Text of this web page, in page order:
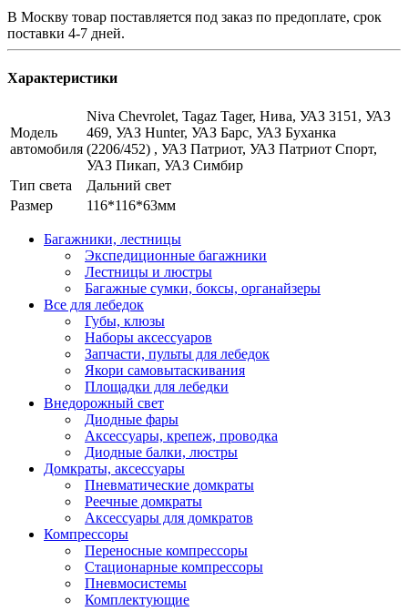
В Москву товар поставляется под заказ по предоплате, срок
поставки 4-7 дней.
Характеристики
Модель
автомобиля
Niva Chevrolet, Tagaz Tager, Нива, УАЗ 3151, УАЗ
469, УАЗ Hunter, УАЗ Барс, УАЗ Буханка
(2206/452) , УАЗ Патриот, УАЗ Патриот Спорт,
УАЗ Пикап, УАЗ Симбир
Тип света
Дальний свет
Размер
116*116*63мм
Багажники, лестницы
Экспедиционные багажники
Лестницы и люстры
Багажные сумки, боксы, органайзеры
Все для лебедок
Губы, клюзы
Наборы аксессуаров
Запчасти, пульты для лебедок
Якори самовытаскивания
Площадки для лебедки
Внедорожный свет
Диодные фары
Аксессуары, крепеж, проводка
Диодные балки, люстры
Домкраты, аксессуары
Пневматические домкраты
Реечные домкраты
Аксессуары для домкратов
Компрессоры
Переносные компрессоры
Стационарные компрессоры
Пневмосистемы
Комплектующие